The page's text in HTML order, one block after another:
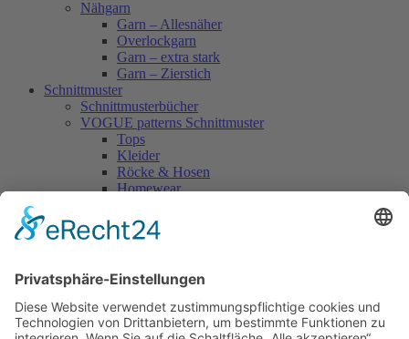
Nähgarn
Garn – Allesnäher
Overlockgarn
Garn – extra stark
Garn – Zierstich
Schnittmuster
Schnittmusterbücher
VOGUE patterns Schnittmuster
Tops
Kleider
Röcke & Hosen
Homewear
Vogue Vintage
Herren
Accessoires
Einzelschnittmuster Burda
Tops
Kleider